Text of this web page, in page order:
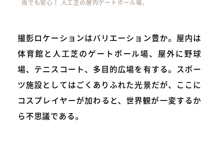
雨でも安心！ 人工芝の屋内ゲートボール場。
撮影ロケーションはバリエーション豊か。屋内は
体育館と人工芝のゲートボール場、屋外に野球
場、テニスコート、多目的広場を有する。スポー
ツ施設としてはごくありふれた光景だが、ここに
コスプレイヤーが加わると、世界観が一変するか
ら不思議である。